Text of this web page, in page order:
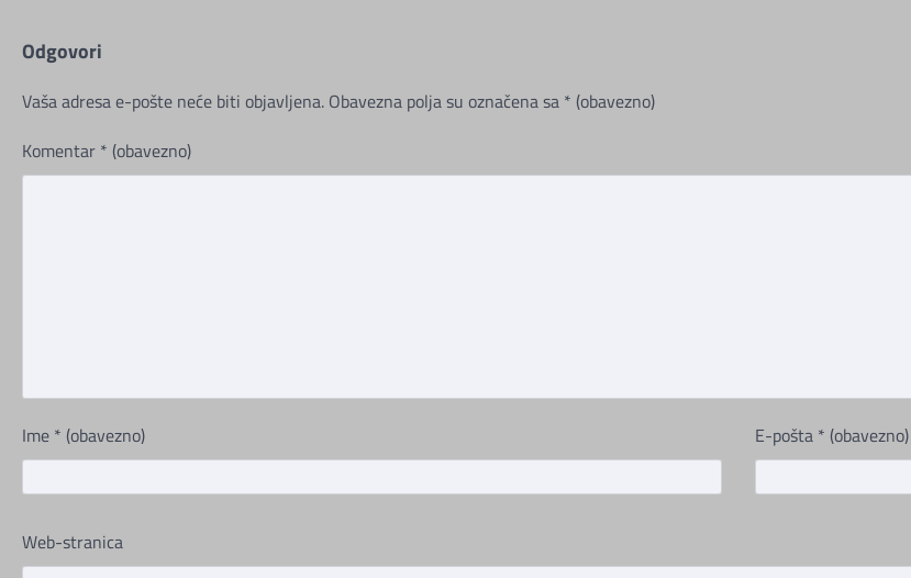
Odgovori
Vaša adresa e-pošte neće biti objavljena. Obavezna polja su označena sa * (obavezno)
Komentar * (obavezno)
Ime * (obavezno) E-pošta * (obavezno)
Web-stranica